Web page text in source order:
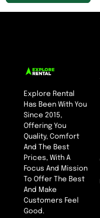
Explore Rental
Has Been With You
Since 2015,
Offering You
Quality, Comfort
And The Best
Prices, With A
Focus And Mission
To Offer The Best
And Make
Customers Feel
Good.